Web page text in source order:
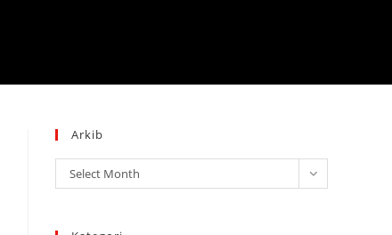
Arkib
Arkib
Select Month